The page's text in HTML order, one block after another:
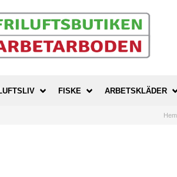
FISKE ARBETSKLÄDER
Hem